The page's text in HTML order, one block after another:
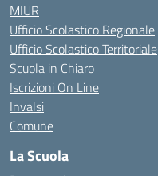
MIUR
Ufficio Scolastico Regionale
Ufficio Scolastico Territoriale
Scuola in Chiaro
Iscrizioni On Line
Invalsi
Comune
La Scuola